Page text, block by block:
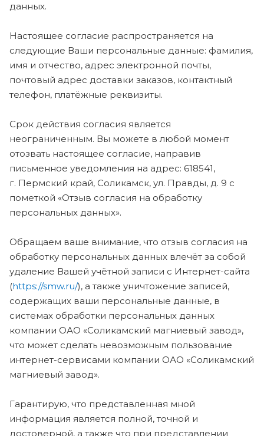
данных.
Настоящее согласие распространяется на
следующие Ваши персональные данные: фамилия,
имя и отчество, адрес электронной почты,
почтовый адрес доставки заказов, контактный
телефон, платёжные реквизиты.
Срок действия согласия является
неограниченным. Вы можете в любой момент
отозвать настоящее согласие, направив
письменное уведомления на адрес: 618541,
г. Пермский край, Соликамск, ул. Правды, д. 9 с
пометкой «Отзыв согласия на обработку
персональных данных».
Обращаем ваше внимание, что отзыв согласия на
обработку персональных данных влечёт за собой
удаление Вашей учётной записи с Интернет-сайта
(https://smw.ru/), а также уничтожение записей,
содержащих ваши персональные данные, в
системах обработки персональных данных
компании ОАО «Соликамский магниевый завод»,
что может сделать невозможным пользование
интернет-сервисами компании ОАО «Соликамский
магниевый завод».
Гарантирую, что представленная мной
информация является полной, точной и
достоверной, а также что при представлении